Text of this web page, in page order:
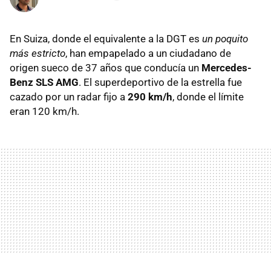
En Suiza, donde el equivalente a la DGT es un poquito
más estricto, han empapelado a un ciudadano de
origen sueco de 37 años que conducía un Mercedes-
Benz SLS AMG. El superdeportivo de la estrella fue
cazado por un radar fijo a 290 km/h, donde el límite
eran 120 km/h.